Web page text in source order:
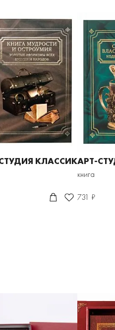
КЛАССИКАРТ-
книга
731 ₽